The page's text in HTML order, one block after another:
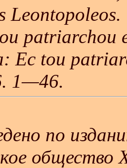
patriarchou
Ec tou
1—46.
по
общество